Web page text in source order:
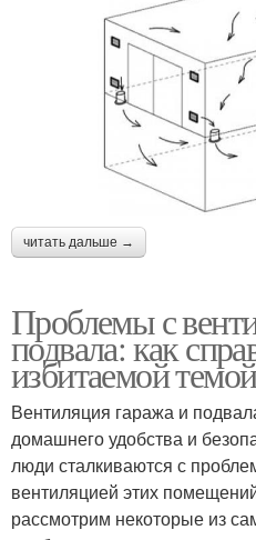
читать дальше →
Проблемы с
подвала: как
избитаемой темой
Вентиляция гаража и
домашнего удобства и
люди сталкиваются с
вентиляцией этих
рассмотрим некоторые из